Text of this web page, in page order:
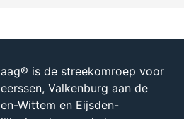
is de streekomroep voor
Valkenburg aan de
Wittem en Eijsden-